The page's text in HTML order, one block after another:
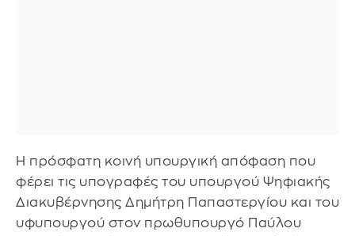
Η πρόσφατη κοινή υπουργική απόφαση που
φέρει τις υπογραφές του υπουργού Ψηφιακής
Διακυβέρνησης Δημήτρη Παπαστεργίου και του
υφυπουργού στον πρωθυπουργό Παύλου